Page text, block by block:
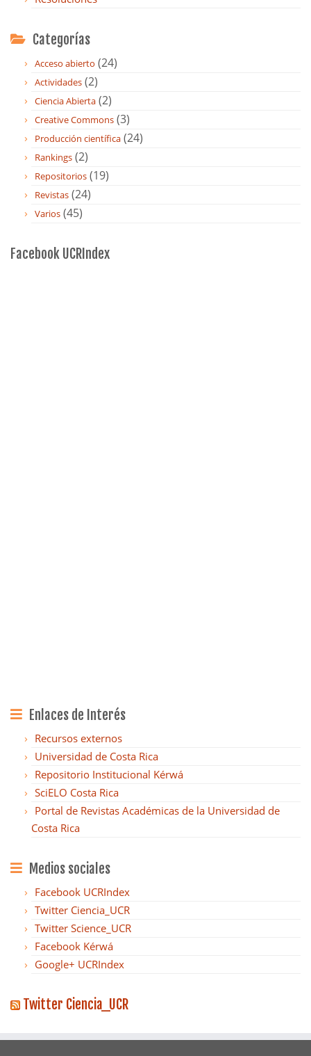
Categorías
Acceso abierto (24)
Actividades (2)
Ciencia Abierta (2)
Creative Commons (3)
Producción científica (24)
Rankings (2)
Repositorios (19)
Revistas (24)
Varios (45)
Facebook UCRIndex
Enlaces de Interés
Recursos externos
Universidad de Costa Rica
Repositorio Institucional Kérwá
SciELO Costa Rica
Portal de Revistas Académicas de la Universidad de
Costa Rica
Medios sociales
Facebook UCRIndex
Twitter Ciencia_UCR
Twitter Science_UCR
Facebook Kérwá
Google+ UCRIndex
Twitter Ciencia_UCR